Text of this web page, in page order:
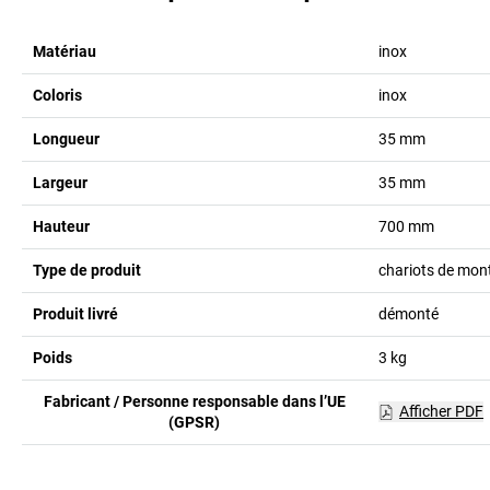
Matériau inox
Coloris inox
Longueur 35 mm
Largeur 35 mm
Hauteur 700 mm
Type de produit chariots de
Produit livré démonté
Poids 3 kg
Fabricant / Personne responsable dans l’UE
(GPSR)
Afficher PDF